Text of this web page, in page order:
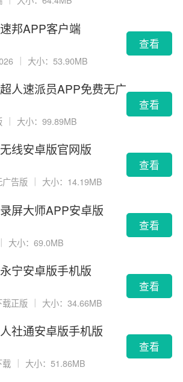
邦APP客户端
｜ 大小：53.90MB
查看
人速派员APP免费无广
大小：99.89MB
查看
线安卓版官网版
告版 大小：14.19MB
查看
屏大师APP安卓版
｜ 大小：69.0MB
查看
宁安卓版手机版
正版 大小：34.66MB
查看
社通安卓版手机版
载 大小：51.86MB
查看